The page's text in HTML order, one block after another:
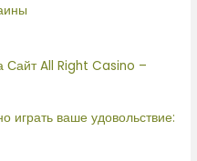
Сайт All Right Casino –
играть ваше удовольствие: